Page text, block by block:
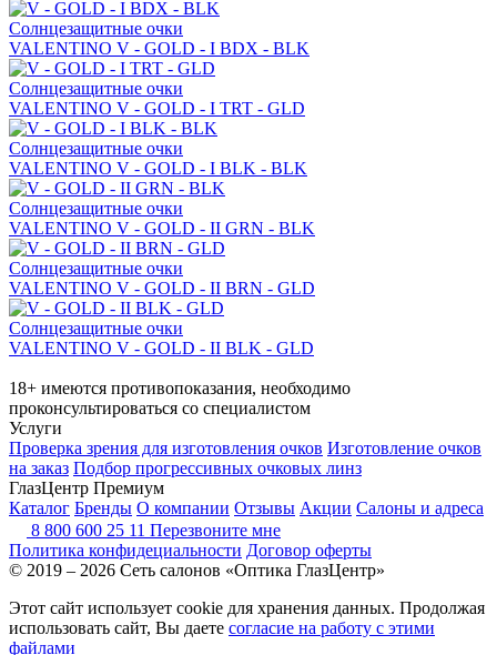
Солнцезащитные очки
VALENTINO V - GOLD - I BDX - BLK
Солнцезащитные очки
VALENTINO V - GOLD - I TRT - GLD
Солнцезащитные очки
VALENTINO V - GOLD - I BLK - BLK
Солнцезащитные очки
VALENTINO V - GOLD - II GRN - BLK
Солнцезащитные очки
VALENTINO V - GOLD - II BRN - GLD
Солнцезащитные очки
VALENTINO V - GOLD - II BLK - GLD
18+ имеются противопоказания, необходимо
проконсультироваться со специалистом
Услуги
Проверка зрения для изготовления очков Изготовление очков
на заказ Подбор прогрессивных очковых линз
ГлазЦентр Премиум
Каталог Бренды О компании Отзывы Акции Салоны и адреса
8 800 600 25 11 Перезвоните мне
Политика конфидециальности Договор оферты
© 2019 – 2026 Сеть салонов «Оптика ГлазЦентр»
Этот сайт использует cookie для хранения данных. Продолжая
использовать сайт, Вы даете согласие на работу с этими
файлами